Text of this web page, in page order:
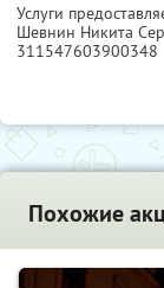
Услуги
Шевнин Никита
311547603900348
Похожие